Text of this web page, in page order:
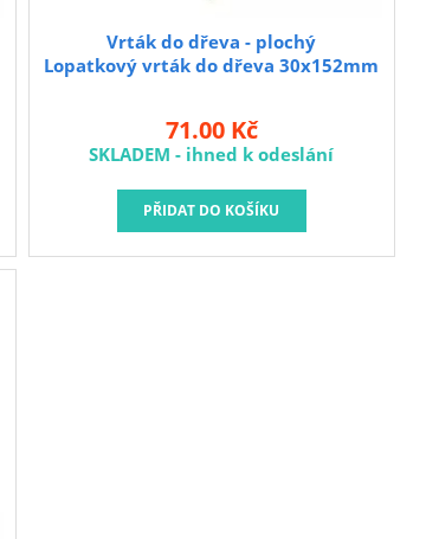
Lopatkový vrták do dřeva 30x152mm
Vrták do dřeva - plochý
71.00 Kč
SKLADEM - ihned k odeslání